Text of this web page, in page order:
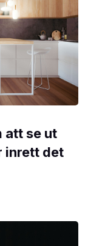
att se ut
inrett det